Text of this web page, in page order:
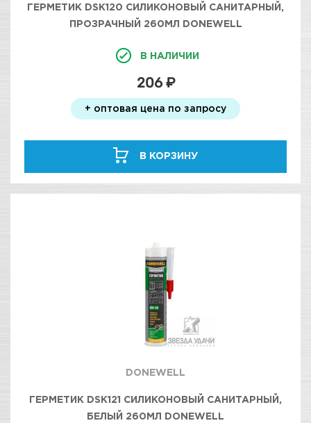
ГЕРМЕТИК DSK120 СИЛИКОНОВЫЙ САНИТАРНЫЙ,
ПРОЗРАЧНЫЙ 260МЛ DONEWELL
В НАЛИЧИИ
206 ₽
+ оптовая цена по запросу
В КОРЗИНУ
DONEWELL
ГЕРМЕТИК DSK121 СИЛИКОНОВЫЙ САНИТАРНЫЙ,
БЕЛЫЙ 260МЛ DONEWELL